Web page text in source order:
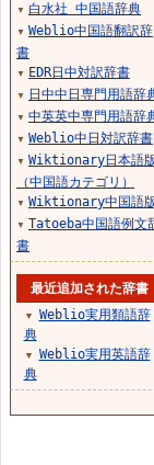
▼ 白水社 中国語辞典
▼ Weblio中国語翻訳辞
書
▼ EDR日中対訳辞書
▼ 日中中日専門用語辞
▼ 中英英中専門用語辞
▼ Weblio中日対訳辞書
▼ Wiktionary日本語
（中国語カテゴリ）
▼ Wiktionary中国語
▼ Tatoeba中国語例文
書
最近追加された辞書
▼
Weblio実用類語辞
典
▼
Weblio実用英語辞
典